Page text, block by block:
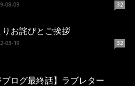
08-09 32
お詫びとご挨拶
03-19 32
ブログ最終話】ラブレター